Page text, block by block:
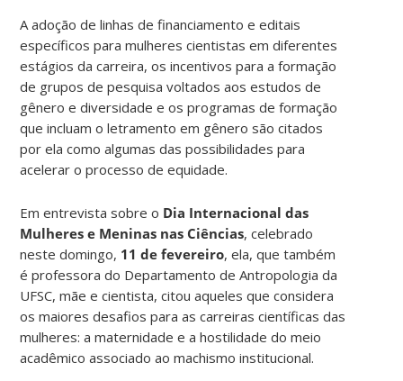
A adoção de linhas de financiamento e editais
específicos para mulheres cientistas em diferentes
estágios da carreira, os incentivos para a formação
de grupos de pesquisa voltados aos estudos de
gênero e diversidade e os programas de formação
que incluam o letramento em gênero são citados
por ela como algumas das possibilidades para
acelerar o processo de equidade.
Em entrevista sobre o Dia Internacional das
Mulheres e Meninas nas Ciências, celebrado
neste domingo, 11 de fevereiro, ela, que também
é professora do Departamento de Antropologia da
UFSC, mãe e cientista, citou aqueles que considera
os maiores desafios para as carreiras científicas das
mulheres: a maternidade e a hostilidade do meio
acadêmico associado ao machismo institucional.